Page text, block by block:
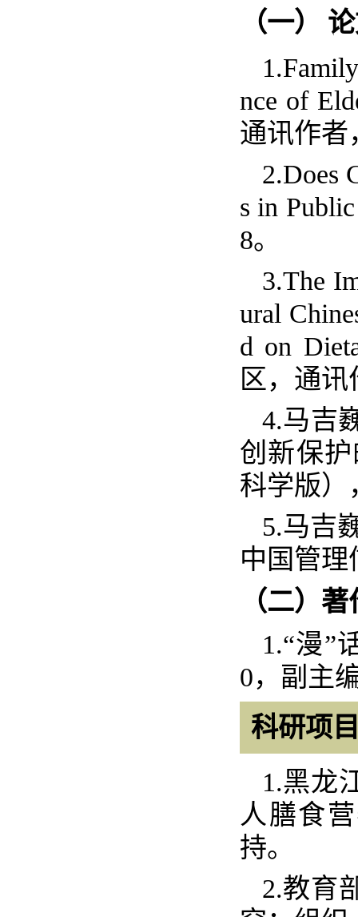
（一）
nce of
通讯作者
2.Does
s in
8。
3.The
ural
d on
区，通讯
4.马吉
创新保
科学版）
5.马吉
中国管理
（二）著
1.“漫”
0，副主
科研项
1.黑龙
人膳食
持。
2.教育